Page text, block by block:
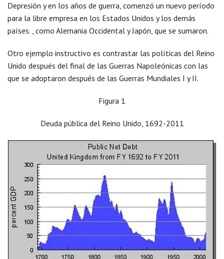
Depresión y en los años de guerra, comenzó un nuevo período
para la libre empresa en los Estados Unidos y los demás
países. , como Alemania Occidental y Japón, que se sumaron.
Otro ejemplo instructivo es contrastar las políticas del Reino
Unido después del final de las Guerras Napoleónicas con las
que se adoptaron después de las Guerras Mundiales I y II.
Figura 1
Deuda pública del Reino Unido, 1692-2011